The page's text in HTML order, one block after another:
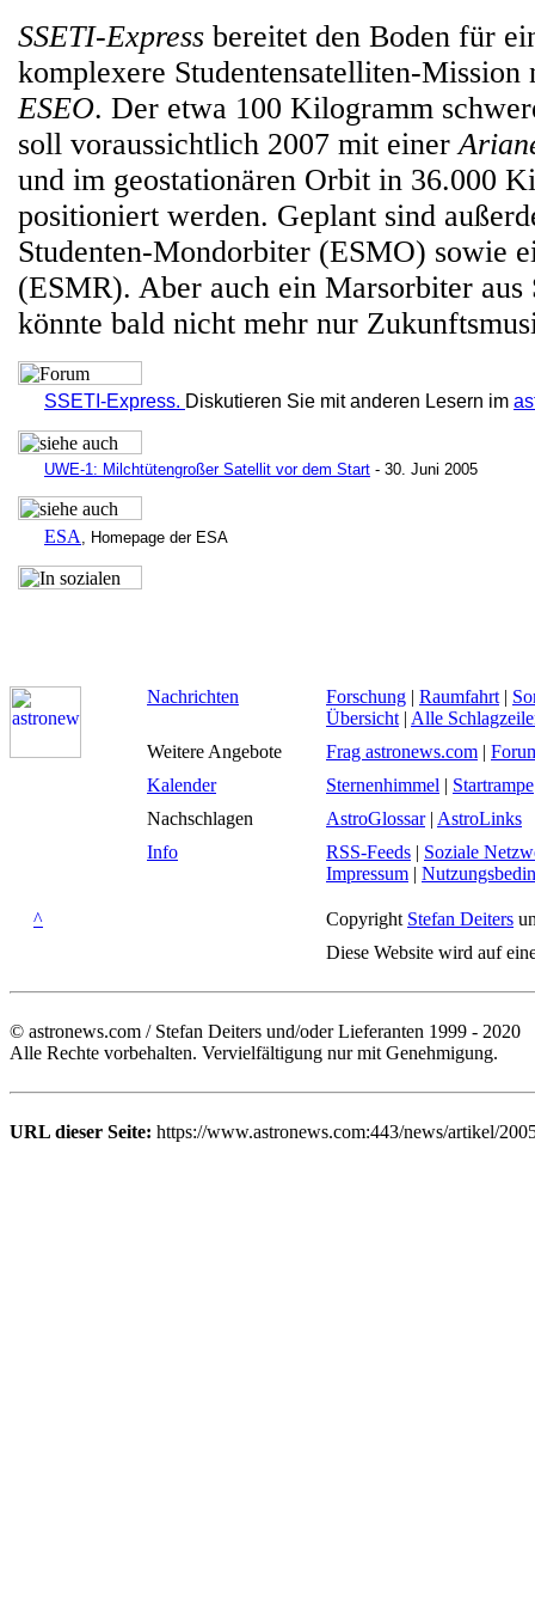
SSETI-Express bereitet den Boden für
komplexere Studentensatelliten-Mission
ESEO. Der etwa 100 Kilogramm
soll voraussichtlich 2007 mit einer
und im geostationären Orbit in 36.000
positioniert werden. Geplant sind
Studenten-Mondorbiter (ESMO) sowie
(ESMR). Aber auch ein Marsorbiter aus
könnte bald nicht mehr nur
SSETI-Express. Diskutieren Sie mit anderen Lesern im
UWE-1: Milchtütengroßer Satellit vor dem Start - 30. Juni 2005
ESA , Homepage der ESA
Nachrichten Forschung | Raumfahrt |
Übersicht | Alle
Weitere Angebote
Frag astronews.com |
Kalender
Sternenhimmel | Startrampe
Nachschlagen
AstroGlossar| AstroLinks
Info
RSS-Feeds | Soziale
Impressum |
^ Copyright Stefan Deiters
Diese Website wird auf
© astronews.com / Stefan Deiters und/oder Lieferanten 1999 - 2020
Alle Rechte vorbehalten. Vervielfältigung nur mit Genehmigung.
URL dieser Seite: https://www.astronews.com:443/news/artikel/